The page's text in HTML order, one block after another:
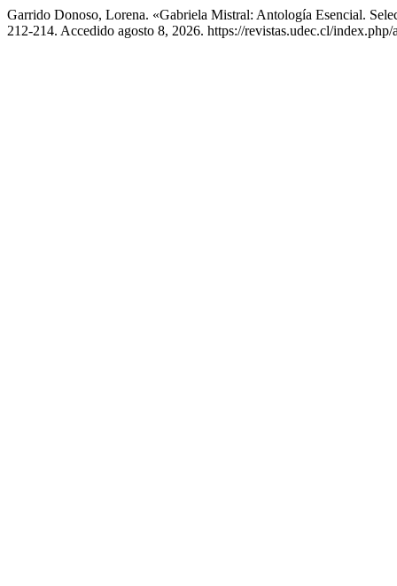
Garrido Donoso, Lorena. «Gabriela Mistral: Antología Esencial.
212-214. Accedido agosto 8, 2026. https://revistas.udec.cl/